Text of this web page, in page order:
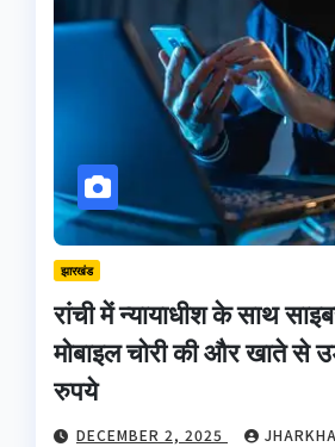
झारखंड
रांची में न्यायाधीश के साथ
मोबाइल चोरी की और खाते से
रुपये
DECEMBER 2, 2025